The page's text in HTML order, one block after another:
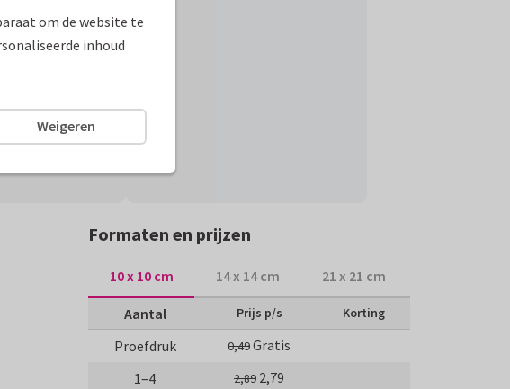
Formaten en prijzen
10 x 10 cm 14 x 14 cm 21 x 21 cm
Aantal Prijs p/s Korting
Proefdruk 0,49Gratis
1–4
2,89 2,79
om de website te
inhoud
Weigeren